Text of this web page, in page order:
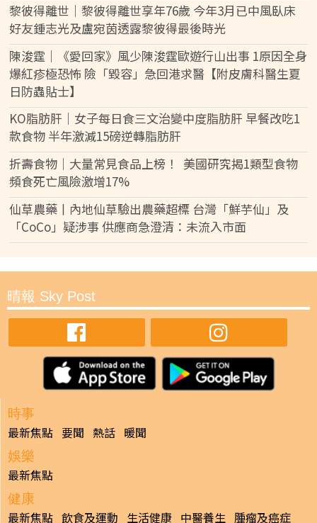
黎彼得離世｜黎彼得離世享年76歲 今年3月已中風臥床
好友鍾志光及盧宛茵透露黎彼得最後時光
陳浚霆｜《愛回家》風少陳浚霆歐遊行山出事 1原因全身
爆紅疹極恐怖 險「毀容」急回港求醫【附皮膚科醫生夏
日防蟲貼士】
KO脂肪肝｜女子每日食三文治變中度脂肪肝 早餐改吃1
款食物 半年激減15磅逆轉脂肪肝
折壽食物｜大量常見食品上榜！ 美國研究揭1類型食物
頻食死亡風險激增17%
仙草農藥丨內地仙草驗出農藥超標 台灣「鮮芋仙」及
「CoCo」疑涉事 供應商急澄清：未流入市面
晴報 Sky Post
時事
最新焦點 要聞 熱話 暖聞
娛樂
最新焦點
健康
最新焦點 飲食及運動 生活健康 中醫養生 腫瘤及癌症